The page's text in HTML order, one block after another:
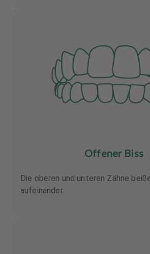
Offener Biss
Die oberen und unteren Zähne
aufeinander.